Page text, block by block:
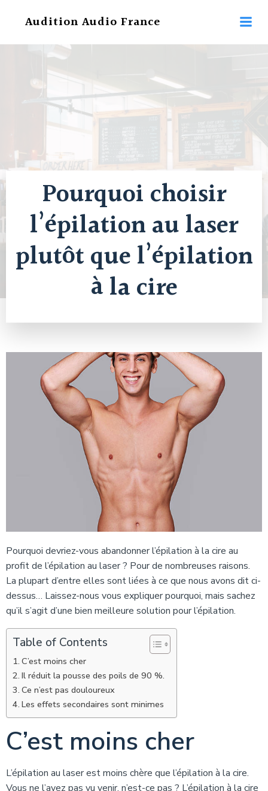
au
Audition Audio France
Pourquoi choisir
l’épilation au laser
plutôt que l’épilation
à la cire
Pourquoi devriez-vous abandonner l’épilation à la cire au
profit de l’épilation au laser ? Pour de nombreuses raisons.
La plupart d’entre elles sont liées à ce que nous avons dit ci-
dessus… Laissez-nous vous expliquer pourquoi, mais sachez
qu’il s’agit d’une bien meilleure solution pour l’épilation.
Table of Contents
C’est moins cher
Il réduit la pousse des poils de 90 %.
Ce n’est pas douloureux
Les effets secondaires sont minimes
C’est moins cher
L’épilation au laser est moins chère que l’épilation à la cire.
Vous ne l’avez pas vu venir, n’est-ce pas ? L’épilation à la cire